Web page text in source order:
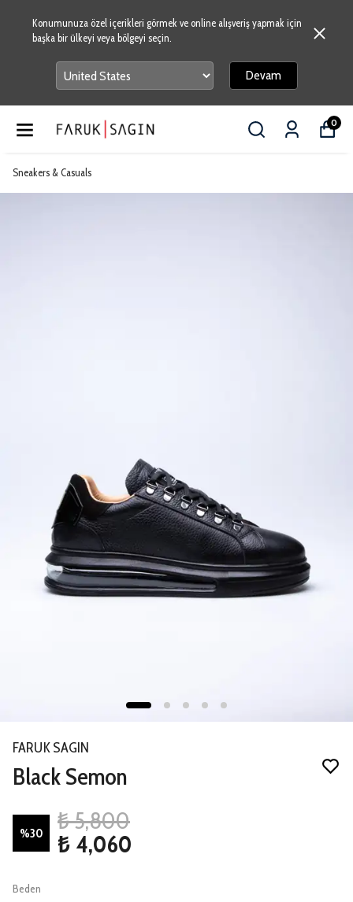
Konumunuza özel içerikleri görmek ve online alışveriş yapmak için
başka bir ülkeyi veya bölgeyi seçin.
Devam
0
Sneakers & Casuals
FARUK SAGIN
Black Semon
%30
₺ 5,800
₺ 4,060
Beden